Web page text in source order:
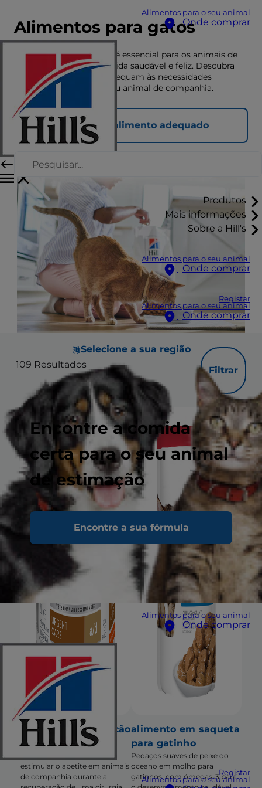
Alimentos para o seu animal
Onde comprar
Produtos
Mais informações
Sobre a Hill's
Alimentos para o seu animal
Onde comprar
Registar
Alimentos para o seu animal
Onde comprar
Selecione a sua região
Encontre a comida
certa para o seu animal
de estimação
Encontre a sua fórmula
Alimentos para o seu animal
Onde comprar
Registar
Alimentos para o seu animal
Alimentos para gatos
Uma nutrição adequada é essencial para os animais de
companhia terem uma vida saudável e feliz. Descubra
aqui que alimentos se adequam às necessidades
nutricionais únicas do seu animal de companhia.
Encontrar o alimento adequado
109 Resultados
Filtrar
a/d alimento para cão
e gato
Apoio nutricional para
estimular o apetite em animais
de companhia durante a
alimento em saqueta
para gatinho
Pedaços suaves de peixe do
oceano em molho para
gatinhos, com ómegas-3 para